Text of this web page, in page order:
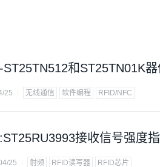
和ST25TN01K
25 无线通信 软件编程 RFID/NFC
接收信号强度
25 射频 RFID读写器 RFID芯片